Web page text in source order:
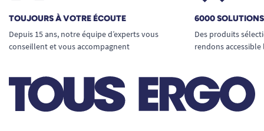
TOUJOURS À VOTRE ÉCOUTE
Depuis 15 ans, notre équipe d’experts vous
conseillent et vous accompagnent
6000
Des produits
rendons